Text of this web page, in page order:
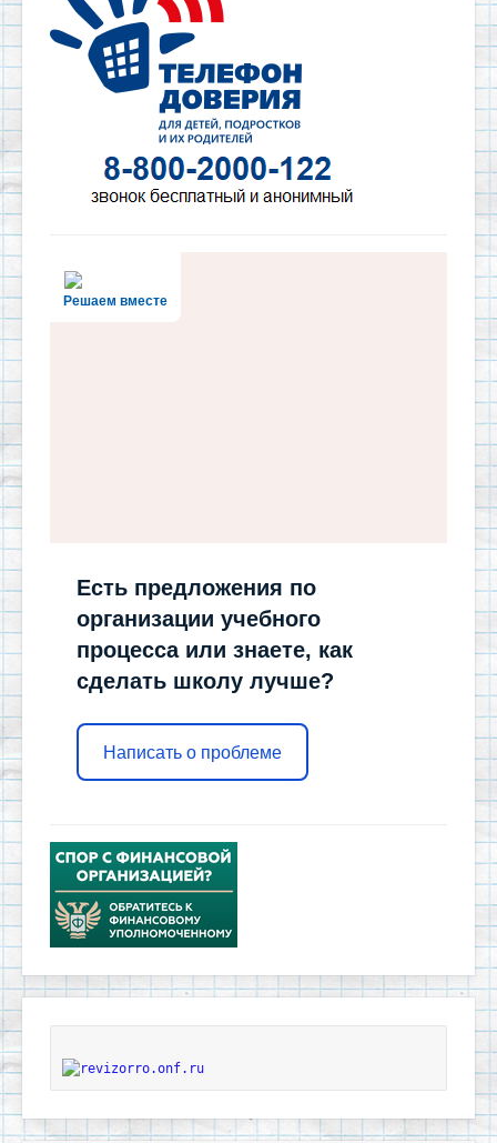
Решаем вместе
Есть предложения по
организации учебного
процесса или знаете, как
сделать школу лучше?
Написать о проблеме